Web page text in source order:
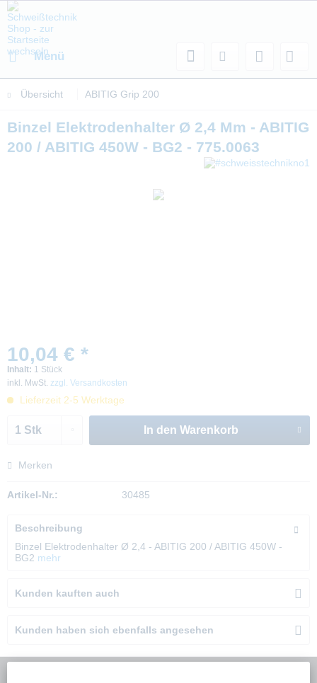
Menü
Übersicht ABITIG Grip 200
Binzel Elektrodenhalter Ø 2,4 Mm - ABITIG
200 / ABITIG 450W - BG2 - 775.0063
10,04 € *
Inhalt: 1 Stück
inkl. MwSt. zzgl. Versandkosten
Lieferzeit 2-5 Werktage
In den Warenkorb
Merken
Artikel-Nr.: 30485
Beschreibung
Binzel Elektrodenhalter Ø 2,4 - ABITIG 200 / ABITIG 450W -
BG2 mehr
Kunden kauften auch
Kunden haben sich ebenfalls angesehen